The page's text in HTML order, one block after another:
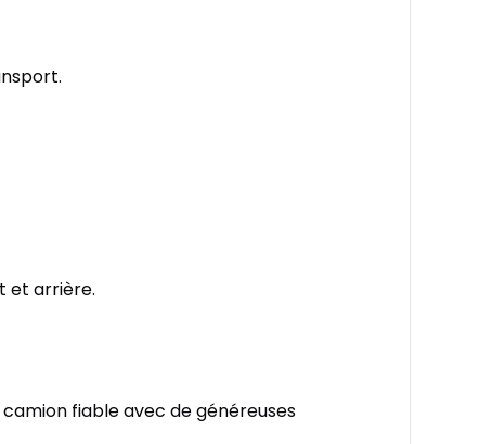
et arrière.
camion fiable avec de généreuses